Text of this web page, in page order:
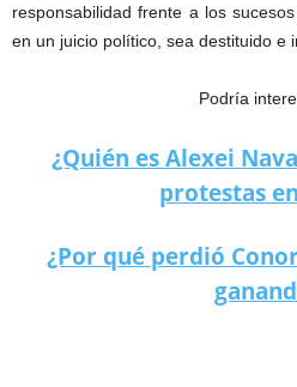
responsabilidad frente a los
en un juicio político, sea destituido e
Podría
¿Quién es Alexei
protestas
¿Por qué perdió